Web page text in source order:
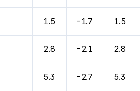
1.5 -1.7 1.5
2.8 -2.1 2.8
5.3 -2.7 5.3